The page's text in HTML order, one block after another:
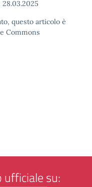
28.03.2025
questo articolo è
Commons
ufficiale su: